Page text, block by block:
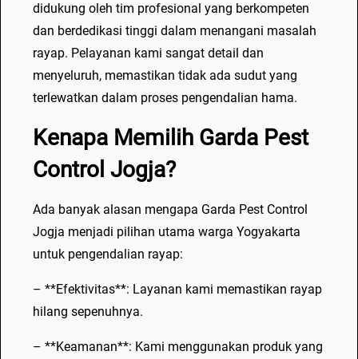
didukung oleh tim profesional yang berkompeten
dan berdedikasi tinggi dalam menangani masalah
rayap. Pelayanan kami sangat detail dan
menyeluruh, memastikan tidak ada sudut yang
terlewatkan dalam proses pengendalian hama.
Kenapa Memilih Garda Pest
Control Jogja?
Ada banyak alasan mengapa Garda Pest Control
Jogja menjadi pilihan utama warga Yogyakarta
untuk pengendalian rayap:
– **Efektivitas**: Layanan kami memastikan rayap
hilang sepenuhnya.
– **Keamanan**: Kami menggunakan produk yang